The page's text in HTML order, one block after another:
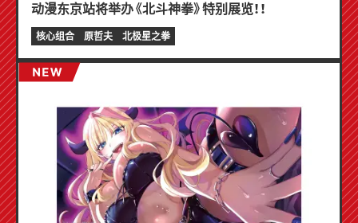
动漫东京站将举办《北斗神拳》特别展览！！
核心组合 原哲夫 北极星之拳